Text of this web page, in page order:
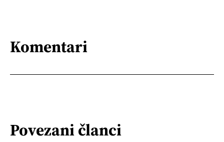
Komentari
Povezani članci